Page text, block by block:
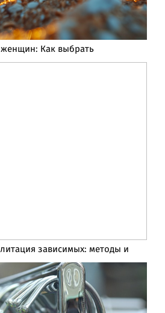
Как выбрать
зависимых: методы и